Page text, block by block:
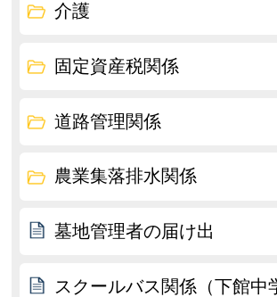
介護
固定資産税関係
道路管理関係
農業集落排水関係
墓地管理者の届け出
スクールバス関係（下館中